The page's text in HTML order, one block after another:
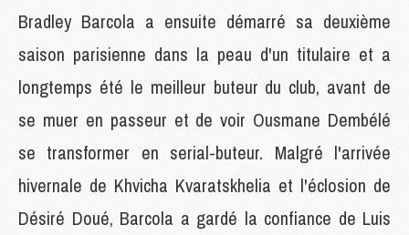
Bradley Barcola a ensuite démarré sa deuxième
saison parisienne dans la peau d'un titulaire et a
longtemps été le meilleur buteur du club, avant de
se muer en passeur et de voir Ousmane Dembélé
se transformer en serial-buteur. Malgré l'arrivée
hivernale de Khvicha Kvaratskhelia et l'éclosion de
Désiré Doué, Barcola a gardé la confiance de Luis